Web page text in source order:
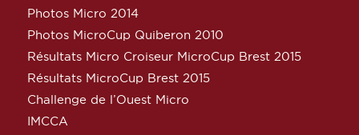
Photos Micro 2014
Photos MicroCup Quiberon 2010
Résultats Micro Croiseur MicroCup Brest 2015
Résultats MicroCup Brest 2015
Challenge de l’Ouest Micro
IMCCA